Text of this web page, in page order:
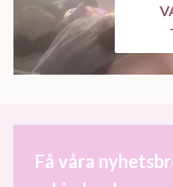
Få våra